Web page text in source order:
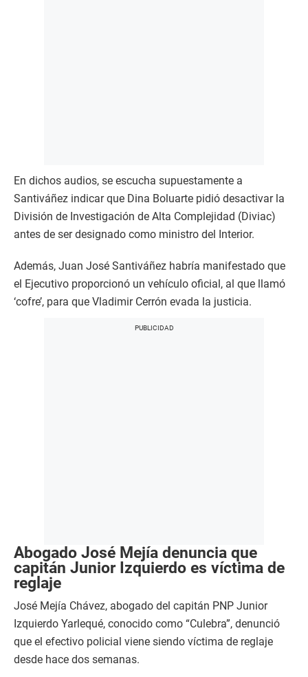
En dichos audios, se escucha supuestamente a
Santiváñez indicar que Dina Boluarte pidió desactivar la
División de Investigación de Alta Complejidad (Diviac)
antes de ser designado como ministro del Interior.
Además, Juan José Santiváñez habría manifestado que
el Ejecutivo proporcionó un vehículo oficial, al que llamó
‘cofre’, para que Vladimir Cerrón evada la justicia.
Abogado José Mejía denuncia que
capitán Junior Izquierdo es víctima de
reglaje
José Mejía Chávez, abogado del capitán PNP Junior
Izquierdo Yarlequé, conocido como “Culebra”, denunció
que el efectivo policial viene siendo víctima de reglaje
desde hace dos semanas.